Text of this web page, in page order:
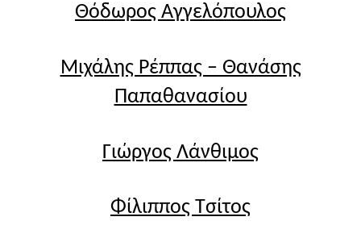
Θόδωρος Αγγελόπουλος
Μιχάλης Ρέππας – Θανάσης
Παπαθανασίου
Γιώργος Λάνθιμος
Φίλιππος Τσίτος